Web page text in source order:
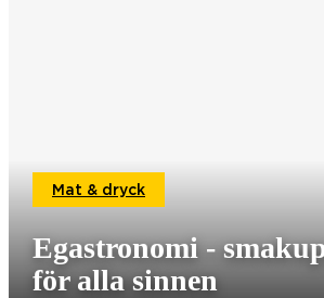
Mat & dryck
Egastronomi -
för alla sinnen